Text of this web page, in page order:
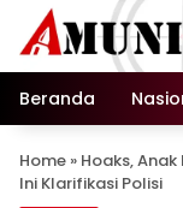
Langsung
konten
Beranda
Home » Hoaks,
Ini Klarifikasi Polisi